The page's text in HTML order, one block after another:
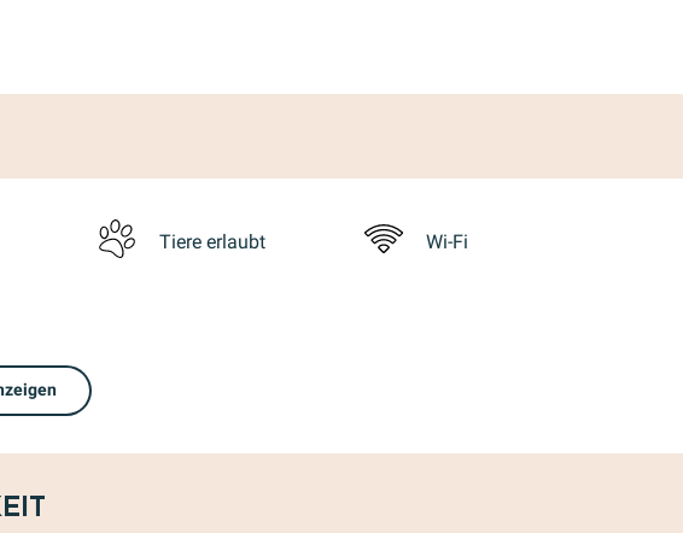
Tiere erlaubt Wi-Fi